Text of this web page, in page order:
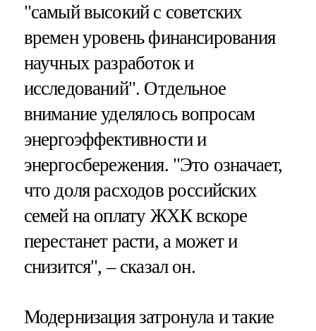
"самый высокий с советских
времен уровень финансирования
научных разработок и
исследований". Отдельное
внимание уделялось вопросам
энергоэффективности и
энергосбережения. "Это означает,
что доля расходов российских
семей на оплату ЖХК вскоре
перестанет расти, а может и
снизится", – сказал он.
Модернизация затронула и такие